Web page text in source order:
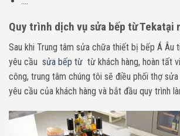
Quy trình dịch vụ sửa bếp từ Tekatại
Sau khi Trung tâm sửa chữa thiết bị bếp Á Âu
yêu cầu sửa bếp từ từ khách hàng, hoàn tất
công, trung tâm chúng tôi sẽ điều phối thợ
yêu cầu của khách hàng và bắt đầu quy trình